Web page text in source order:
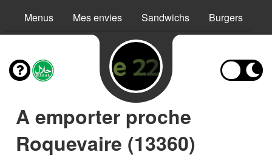
Menus Mes envies Sandwichs Burgers
A emporter proche
Roquevaire (13360)